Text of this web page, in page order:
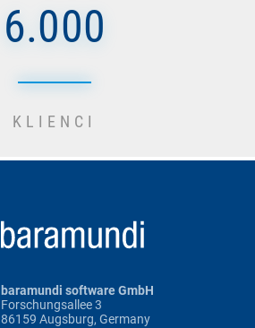
6.000
KLIENCI
baramundi software GmbH
Forschungsallee 3
86159 Augsburg, Germany